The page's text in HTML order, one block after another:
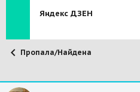
Яндекс ДЗЕН
Пропала/Найдена